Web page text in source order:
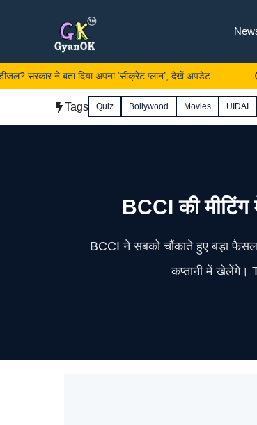
ने बता दिया अपना ‘सीक्रेट प्लान’, देखें अपडेट
Tags Quiz Bollywood Movies UIDAI
BCCI की मीटिंग
BCCI ने सबको चौंकाते हुए बड़ा फैसला
कप्तानी में खेलेंगे।